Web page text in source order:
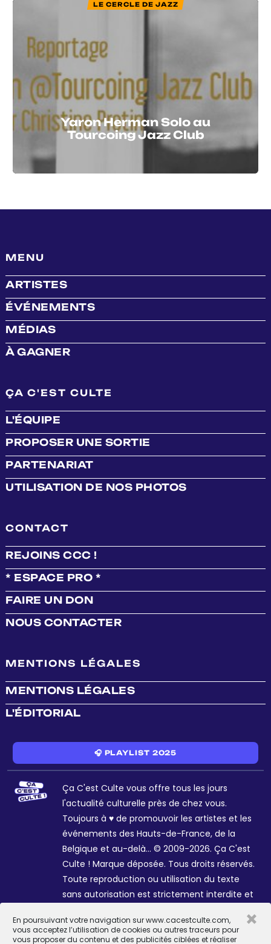
En poursuivant votre navigation sur www.cacestculte.com,
vous acceptez l’utilisation de cookies ou autres traceurs pour
vous proposer du contenu et des publicités ciblées et réaliser
×
LE CERCLE DE JAZZ
Yaron Herman Solo au
Tourcoing Jazz Club
MENU
ARTISTES
ÉVÉNEMENTS
MÉDIAS
À GAGNER
ÇA C'EST CULTE
L'ÉQUIPE
PROPOSER UNE SORTIE
PARTENARIAT
UTILISATION DE NOS PHOTOS
CONTACT
REJOINS CCC !
* ESPACE PRO *
FAIRE UN DON
NOUS CONTACTER
MENTIONS LÉGALES
MENTIONS LÉGALES
L'ÉDITORIAL
🎧 PLAYLIST 2025
Ça C'est Culte vous offre tous les jours
l'actualité culturelle près de chez vous.
Toujours à ♥ de promouvoir les artistes et les
événements des Hauts-de-France, de la
Belgique et au-delà... © 2009-2026. Ça C'est
Culte ! Marque déposée. Tous droits réservés.
Toute reproduction ou utilisation du texte
sans autorisation est strictement interdite et
Sophie R. et Céline Galant.